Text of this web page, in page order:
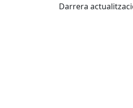
Darrera